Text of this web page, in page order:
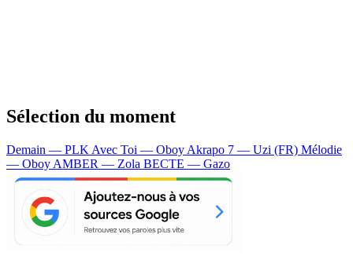
Sélection du moment
Demain — PLK Avec Toi — Oboy Akrapo 7 — Uzi (FR) Mélodie
— Oboy AMBER — Zola BECTE — Gazo